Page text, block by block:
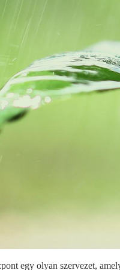
egy olyan szervezet,